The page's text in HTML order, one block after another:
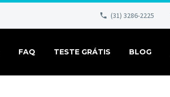
(31) 3286-2225
FAQ TESTE GRÁTIS BLOG